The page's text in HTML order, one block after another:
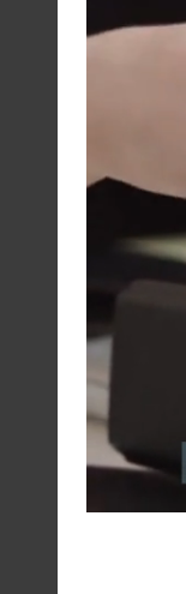
•
Een
•
•
Op zoek
•
Het
•
•
•